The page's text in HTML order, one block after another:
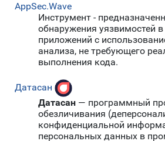
AppSec.Wave
Инструмент -
обнаружения уязвимостей
приложений с
анализа, не требующего
выполнения кода.
Датасан
Датасан — программный
обезличивания
конфиденциальной
персональных данных в